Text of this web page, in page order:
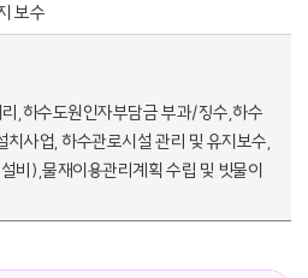
보수
,하수도원인자부담금 부과/징수,하수
치사업, 하수관로시설 관리 및 유지보수,
비),물재이용관리계획 수립 및 빗물이